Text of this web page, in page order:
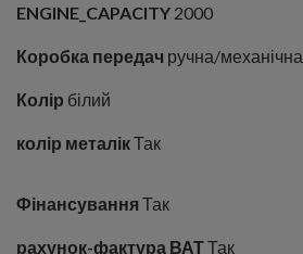
ENGINE_CAPACITY 2000
Коробка передач ручна/механічна
Колір білий
колір металікТак
Фінансування Так
рахунок-фактура ВАТТак